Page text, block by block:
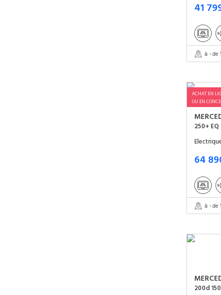
41
à - de
ACHAT EN
OU EN
250+
64
à - de